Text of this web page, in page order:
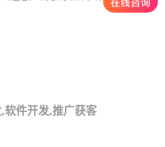
,软件开发,推广获客